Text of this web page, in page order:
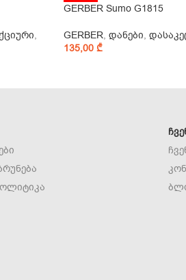
,
GERBER Sumo G1815
GERBER, დანები,
135,00 ₾